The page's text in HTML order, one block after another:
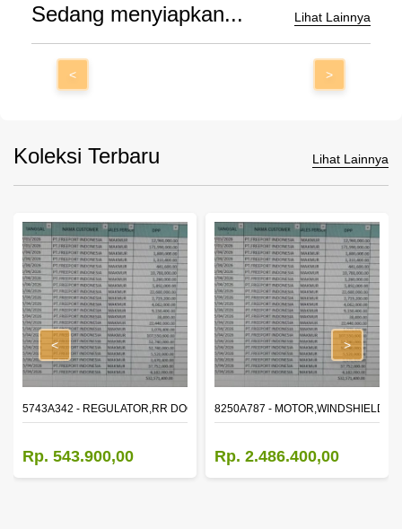
Sedang menyiapkan... Lihat Lainnya
< >
Koleksi Terbaru Lihat Lainnya
WINDOW,LH
5743A342 - REGULATOR,RR DOOR WINDOW,RH
Rp. 543.900,00
8250A787 - MOTOR,WINDSHIELD
Rp. 2.486.400,00
< >